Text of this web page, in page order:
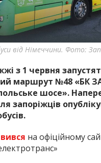
від Німеччини. Фото:
з 1 червня
маршрут №48 «БК
шосе».
запоріжців
на офіційному